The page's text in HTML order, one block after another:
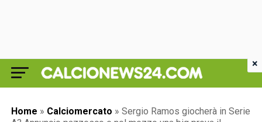
Home » Calciomercato » Sergio Ramos giocherà in Serie
×